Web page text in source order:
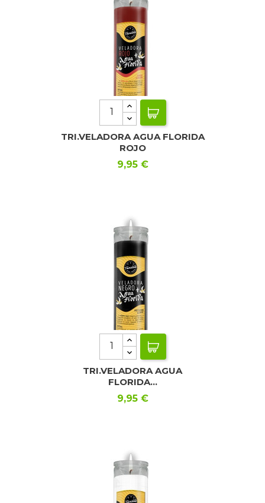
TRI.VELADORA AGUA FLORIDA
ROJO
Precio
9,95 €
TRI.VELADORA AGUA
FLORIDA...
Precio
9,95 €